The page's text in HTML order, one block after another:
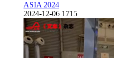
ASIA 2024
2024-12-06 1715